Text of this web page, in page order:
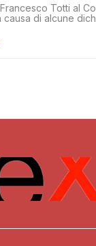
Totti al
di alcune